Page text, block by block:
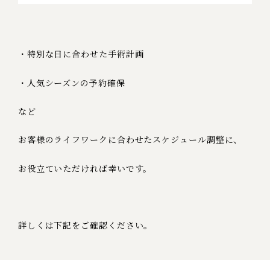
・特別な日に合わせた手術計画
・人気シーズンの予約確保
など
お客様のライフワークに合わせたスケジュール調整に、
お役立ていただければ幸いです。
詳しくは下記をご確認ください。